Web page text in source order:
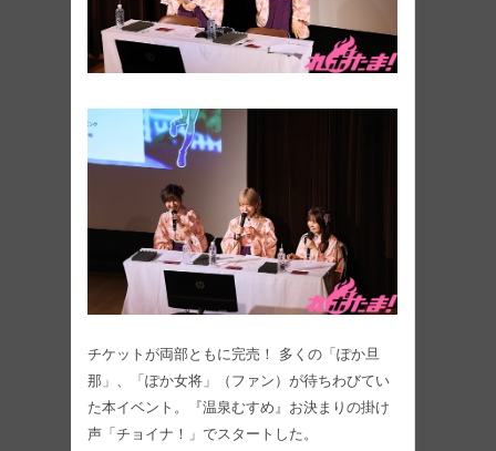
チケットが両部ともに完売！ 多くの「ぽか旦
那」、「ぽか女将」（ファン）が待ちわびてい
た本イベント。『温泉むすめ』お決まりの掛け
声「チョイナ！」でスタートした。